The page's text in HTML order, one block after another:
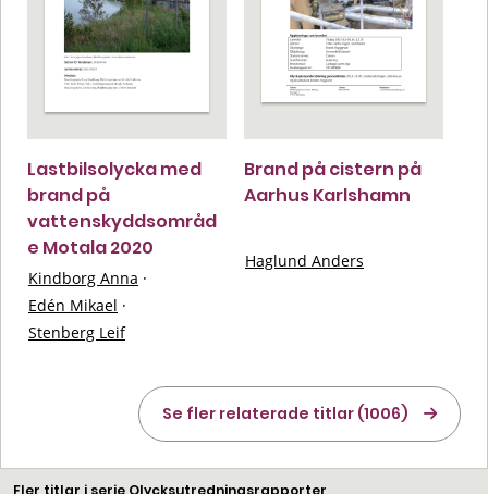
Lastbilsolycka med
brand på
vattenskyddsområd
e Motala 2020
Kindborg Anna ·
Edén Mikael ·
Stenberg Leif
Brand på cistern på
Aarhus Karlshamn
Haglund Anders
Se fler relaterade titlar (1006)
Fler titlar i serie Olycksutredningsrapporter